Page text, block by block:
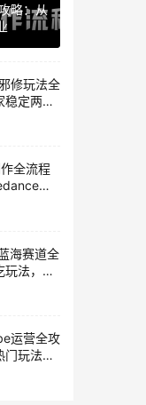
略：从
修玩法全
稳定两年
全流程
与小说
海赛道全
玩法，零
收教程
运营全攻
门玩法风
现双重